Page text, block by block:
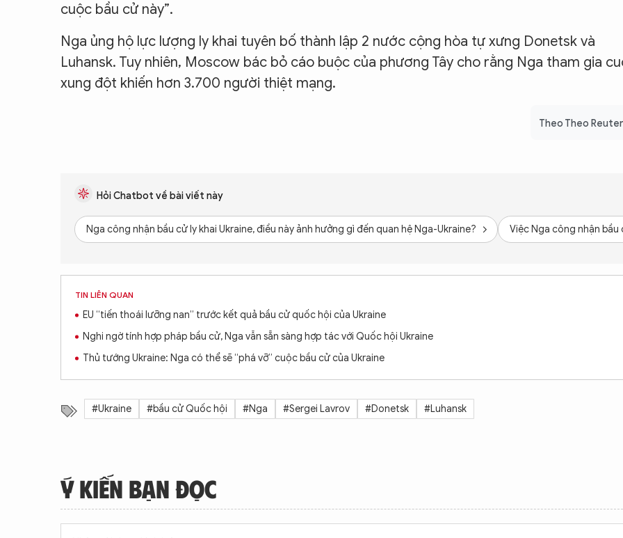
cuộc bầu cử này”.
Nga ủng hộ lực lượng ly khai tuyên bố thành lập 2 nước cộng hòa tự xưng Donetsk và
Luhansk. Tuy nhiên, Moscow bác bỏ cáo buộc của phương Tây cho rằng Nga tham gia
xung đột khiến hơn 3.700 người thiệt mạng.
Theo Theo
Hỏi Chatbot về bài viết này
Nga công nhận bầu cử ly khai Ukraine, điều này ảnh hưởng gì đến quan hệ Nga-Ukraine? Việc Nga công nhận
TIN LIÊN QUAN
EU “tiến thoái lưỡng nan” trước kết quả bầu cử quốc hội của Ukraine
Nghi ngờ tính hợp pháp bầu cử, Nga vẫn sẵn sàng hợp tác với Quốc hội Ukraine
Thủ tướng Ukraine: Nga có thể sẽ “phá vỡ” cuộc bầu cử của Ukraine
#Ukraine #bầu cử Quốc hội #Nga #Sergei Lavrov #Donetsk #Luhansk
Ý KIẾN BẠN ĐỌC